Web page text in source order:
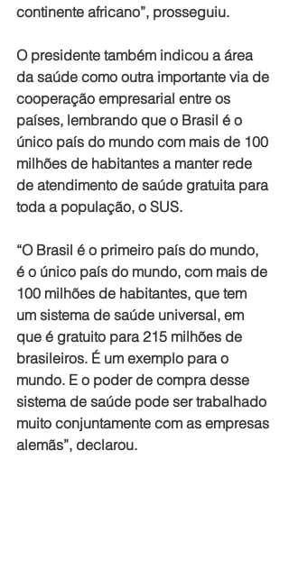
continente africano”, prosseguiu.
O presidente também indicou a área
da saúde como outra importante via de
cooperação empresarial entre os
países, lembrando que o Brasil é o
único país do mundo com mais de 100
milhões de habitantes a manter rede
de atendimento de saúde gratuita para
toda a população, o SUS.
“O Brasil é o primeiro país do mundo,
é o único país do mundo, com mais de
100 milhões de habitantes, que tem
um sistema de saúde universal, em
que é gratuito para 215 milhões de
brasileiros. É um exemplo para o
mundo. E o poder de compra desse
sistema de saúde pode ser trabalhado
muito conjuntamente com as empresas
alemãs”, declarou.